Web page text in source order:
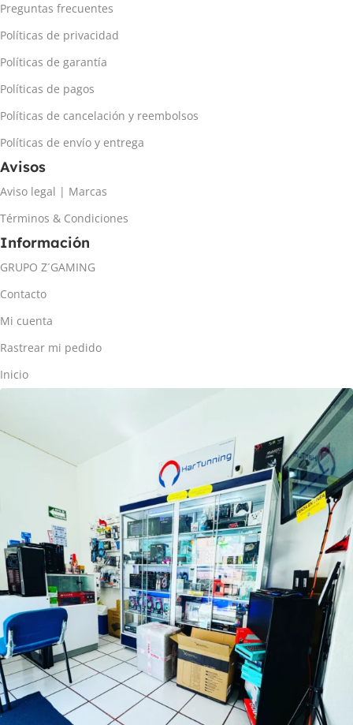
Preguntas frecuentes
Políticas de privacidad
Políticas de garantía
Políticas de pagos
Políticas de cancelación y reembolsos
Políticas de envío y entrega
Avisos
Aviso legal | Marcas
Términos & Condiciones
Información
GRUPO Z´GAMING
Contacto
Mi cuenta
Rastrear mi pedido
Inicio